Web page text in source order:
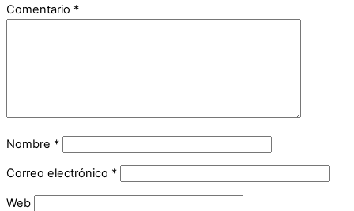
Comentario *
Nombre *
Correo electrónico *
Web